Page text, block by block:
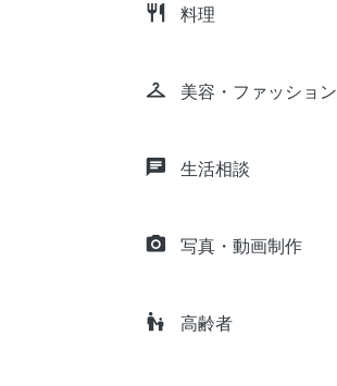
restaurant 料理
checkroom 美容・ファッション
chat 生活相談
camera_alt 写真・動画制作
escalator_warning 高齢者